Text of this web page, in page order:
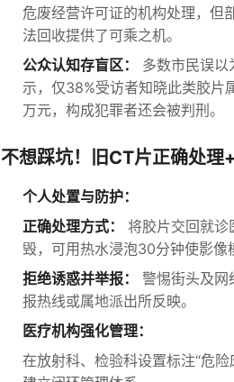
危废经营许可证的机构处理，但
法回收提供了可乘之机。
公众认知存盲区：
多数市民误以
示，仅38%受访者知晓此类胶
万元，构成犯罪者还会被判刑。
不想踩坑！旧CT片正确处理
个人处置与防护：
正确处理方式：
将胶片交回就诊
毁，可用热水浸泡30分钟使影像
拒绝诱惑并举报：
警惕街头及网
报热线或属地派出所反映。
医疗机构强化管理：
在放射科、检验科设置标注“危